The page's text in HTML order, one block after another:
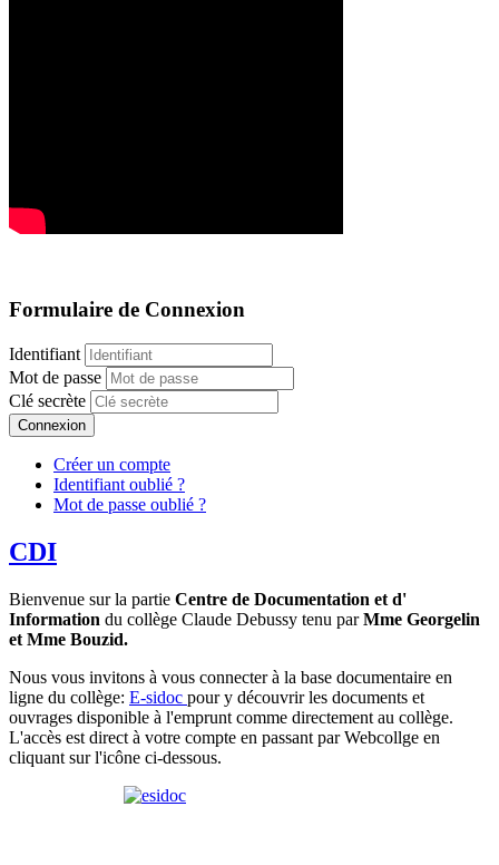
Formulaire de Connexion
Identifiant
Mot de passe
Clé secrète
Connexion
Créer un compte
Identifiant oublié ?
Mot de passe oublié ?
CDI
Bienvenue sur la partie Centre de Documentation et d'
Information du collège Claude Debussy tenu parMme Georgelin
et Mme Bouzid.
Nous vous invitons à vous connecter à la base documentaire en
ligne du collège: E-sidoc pour y découvrir les documents et
ouvrages disponible à l'emprunt comme directement au collège.
L'accès est direct à votre compte en passant par Webcollge en
cliquant sur l'icône ci-dessous.